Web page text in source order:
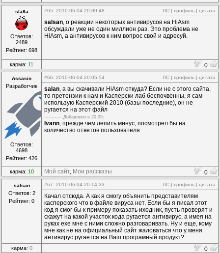
sla8a
Ответов:
2489
Рейтинг: 698
#65: 2010-06-04 20:00:48 ЛС | профиль | цитата
salsan, о реакции некоторых антивирусов на HiAsm
обсуждали уже не один миллион раз. Это проблема не
HiAsm, а антивирусов к ним вопрос свой и адресуй.
карма: 11 0
Assasin
Разработчик
Ответов:
4698
Рейтинг: 426
#66: 2010-06-04 20:05:54 ЛС | профиль | цитата
salan, а вы скачивали HiAsm откуда? Если не с этого сайта,
то претензии к нам и Касперски лаб беспочвенны, я сам
использую Касперский 2010 (базы последние), он не
ругается на этот файл
------------ Дoбавленo в 20.05:
Ivann, прежде чем лепить минус, посмотрел бы на
количество ответов пользователя
карма: 10 Мой сайт, Мои рассказы 0
salsan
Ответов: 2
Рейтинг: 0
#67: 2010-06-04 20:14:33 ЛС | профиль | цитата
Качал отсюда. А как я смогу объянить представителям
касперского что в файле вируса нет. Если бы я писал этот
код я смог бы к примеру показать иходник, пусть проверят и
скажут на какой участок кода ругается антивирус, а имея на
руках exe мне с ними сложно разговаривать. Ну и еще, кому
мне как не на официальный сайт жаловаться что у меня
антивирус ругается на Ваш програмный продукт?
карма: 0 0